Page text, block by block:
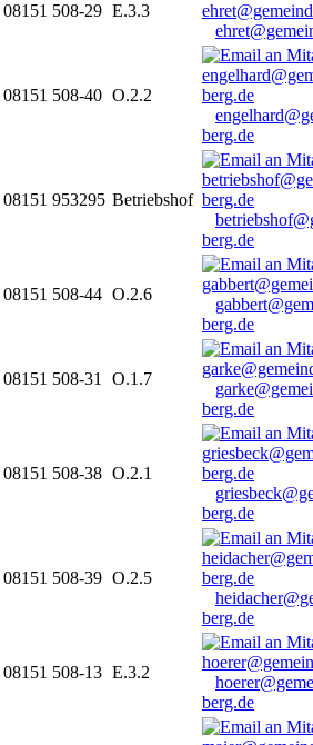
08151 508-29 E.3.3
08151 508-40 O.2.2
berg.de
08151 953295 Betriebshof
berg.de
08151 508-44 O.2.6
berg.de
08151 508-31 O.1.7
berg.de
08151 508-38 O.2.1
berg.de
08151 508-39 O.2.5
berg.de
08151 508-13 E.3.2
berg.de